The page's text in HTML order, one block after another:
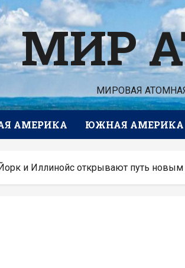
МИР
МИРОВАЯ
АМЕРИКА ЮЖНАЯ АМЕРИКА
и Иллинойс открывают путь новым